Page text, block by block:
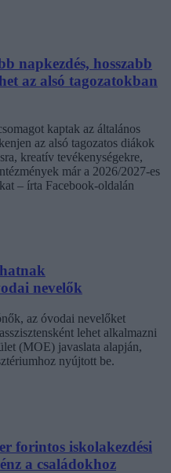
napkezdés, hosszabb
az alsó tagozatokban
kaptak az általános
az alsó tagozatos diákok
kreatív tevékenységekre,
már a 2026/2027-es
– írta Facebook-oldalán
nevelők
az óvodai nevelőket
lehet alkalmazni
(MOE) javaslata alapján,
nyújtott be.
forintos iskolakezdési
a családokhoz